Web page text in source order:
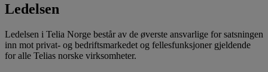
Ledelsen
Ledelsen i Telia Norge består av de øverste ansvarlige for satsningen
inn mot privat- og bedriftsmarkedet og fellesfunksjoner gjeldende
for alle Telias norske virksomheter.